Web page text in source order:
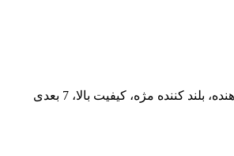
بلند کننده مژه، کیفیت بالا، 7 بعدی